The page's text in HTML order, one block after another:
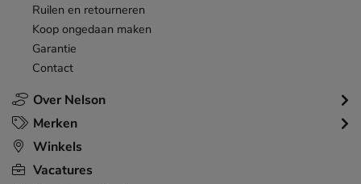
Over Nelson
Ruilen en retourneren
Koop ongedaan maken
Garantie
Contact
Merken
Winkels
Vacatures